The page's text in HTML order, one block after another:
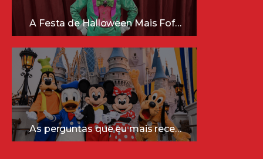
A Festa de Halloween Mais Fofa da Disney Está Chegando!
As perguntas que eu mais recebo sobre a Disney (e as respostas mais sinceras!)